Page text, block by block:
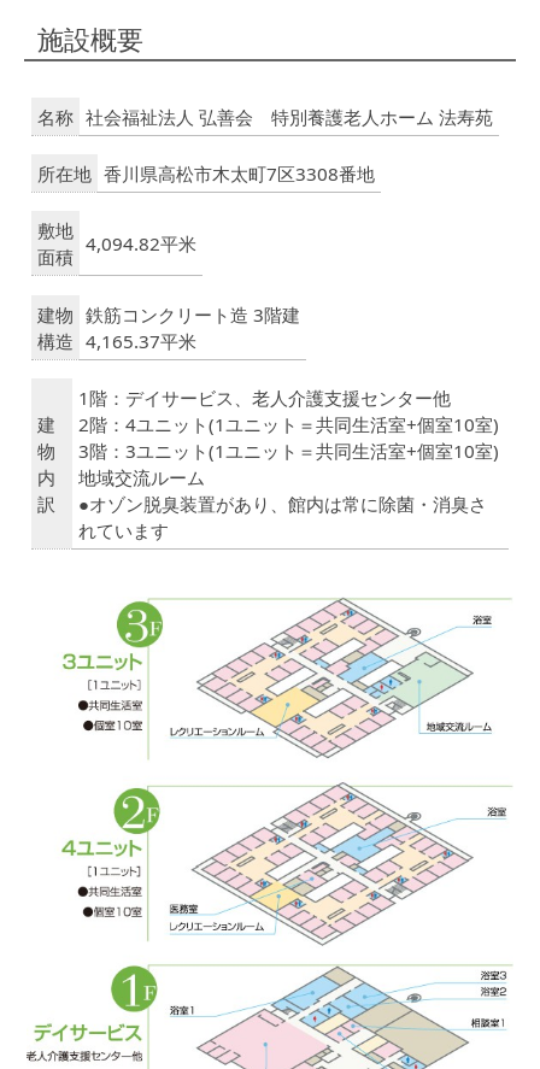
施設概要
名称 社会福祉法人 弘善会 特別養護老人ホーム 法寿苑
所在地 香川県高松市木太町7区3308番地
敷地
面積
4,094.82平米
建物
構造
鉄筋コンクリート造 3階建
4,165.37平米
建
物
内
訳
1階：デイサービス、老人介護支援センター他
2階：4ユニット(1ユニット＝共同生活室+個室10室)
3階：3ユニット(1ユニット＝共同生活室+個室10室)
地域交流ルーム
●オゾン脱臭装置があり、館内は常に除菌・消臭さ
れています